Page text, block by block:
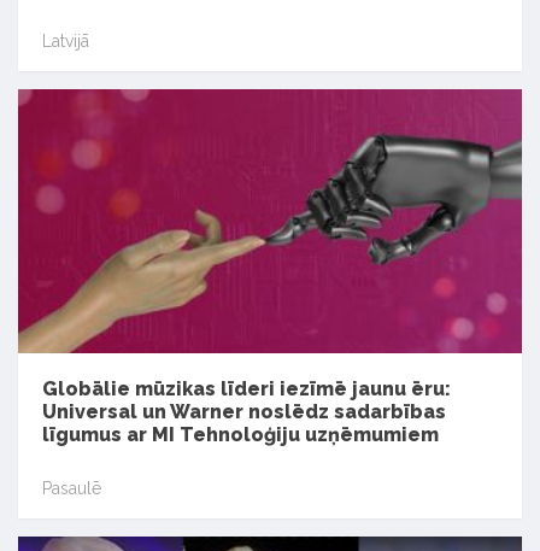
Latvijā
Globālie mūzikas līderi iezīmē jaunu ēru:
Universal un Warner noslēdz sadarbības
līgumus ar MI Tehnoloģiju uzņēmumiem
Pasaulē